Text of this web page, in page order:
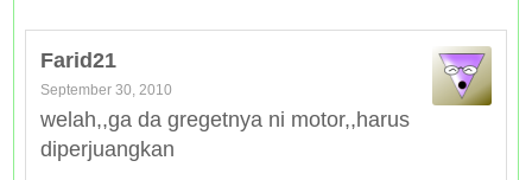
Farid21
September 30, 2010
welah,,ga da gregetnya ni motor,,harus
diperjuangkan